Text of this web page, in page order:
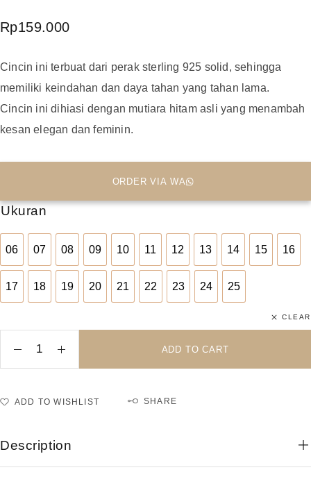
Rp159.000
Cincin ini terbuat dari perak sterling 925 solid, sehingga
memiliki keindahan dan daya tahan yang tahan lama.
Cincin ini dihiasi dengan mutiara hitam asli yang menambah
kesan elegan dan feminin.
ORDER VIA WA
Ukuran
06
06
07
07
08
08
09
09
10
10
11
11
12
12
13
13
14
14
15
15
16
16
17
17
18
18
19
19
20
20
21
21
22
22
23
23
24
24
25
25
CLEAR
ADD TO CART
ADD TO WISHLIST SHARE
Description